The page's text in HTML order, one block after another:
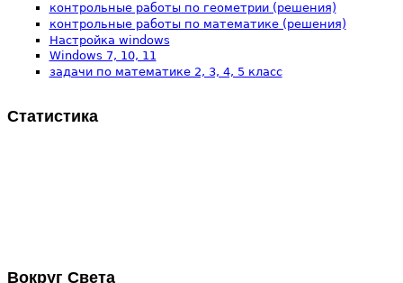
контрольные работы по геометрии (решения)
контрольные работы по математике (решения)
Настройка windows
Windows 7, 10, 11
задачи по математике 2, 3, 4, 5 класс
Статистика
Вокруг Света